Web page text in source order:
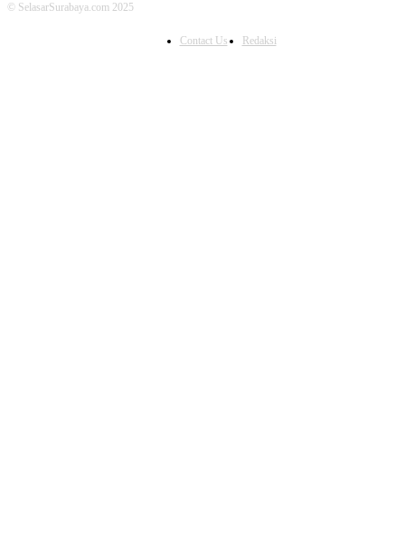
© SelasarSurabaya.com 2025
Contact Us Redaksi